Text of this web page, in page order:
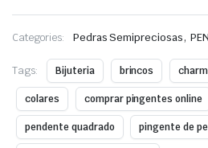
de
cobre
envolto
Categories: Pedras Semipreciosas,
Tags: Bijuteria brincos
colares comprar pingentes online
pendente quadrado pingente de